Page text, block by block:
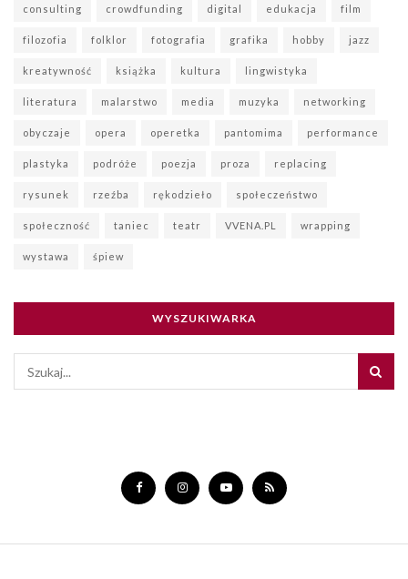
consulting crowdfunding digital edukacja film
filozofia folklor fotografia grafika hobby jazz
kreatywność książka kultura lingwistyka
literatura malarstwo media muzyka networking
obyczaje opera operetka pantomima performance
plastyka podróże poezja proza replacing
rysunek rzeźba rękodzieło społeczeństwo
społeczność taniec teatr VVENA.PL wrapping
wystawa śpiew
WYSZUKIWARKA